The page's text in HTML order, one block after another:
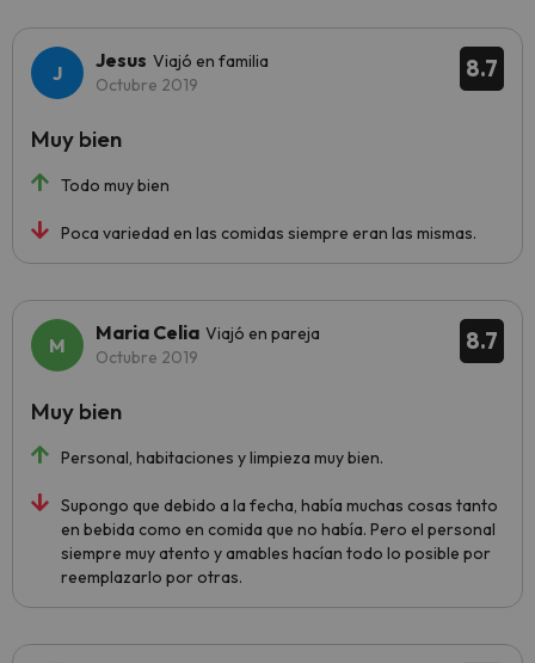
8.7
Jesus Viajó en familia
Octubre 2019
Todo muy bien
Poca variedad en las comidas siempre eran las mismas.
Muy bien
8.7
Maria Celia Viajó en pareja
Octubre 2019
Personal, habitaciones y limpieza muy bien.
Supongo que debido a la fecha, había muchas cosas tanto
en bebida como en comida que no había. Pero el personal
siempre muy atento y amables hacían todo lo posible por
reemplazarlo por otras.
Muy bien